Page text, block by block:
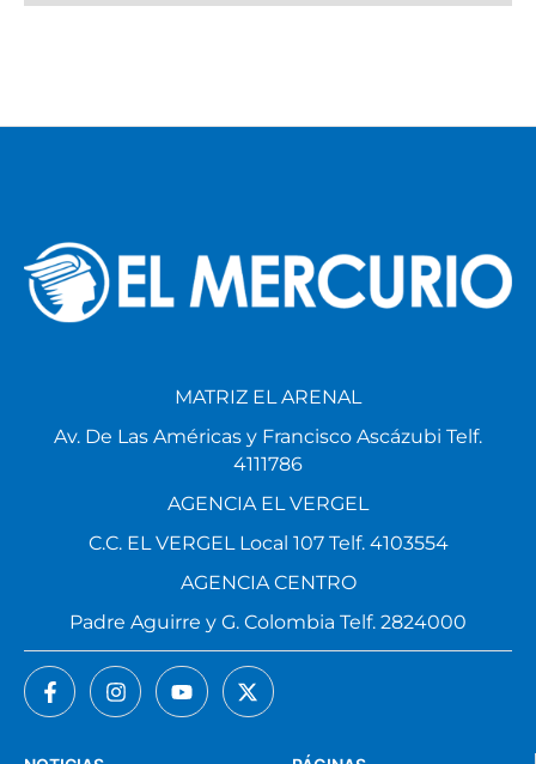
MATRIZ EL ARENAL
Av. De Las Américas y Francisco Ascázubi Telf.
4111786
AGENCIA EL VERGEL
C.C. EL VERGEL Local 107 Telf. 4103554
AGENCIA CENTRO
Padre Aguirre y G. Colombia Telf. 2824000